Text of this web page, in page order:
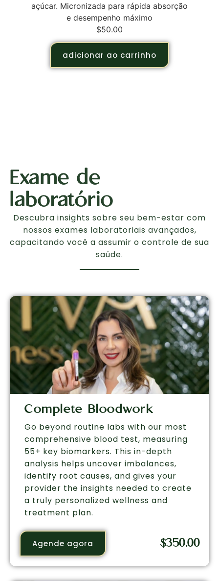
açúcar. Micronizada para rápida absorção
e desempenho máximo
$50.00
adicionar ao carrinho
Exame de
laboratório
Descubra insights sobre seu bem-estar com
nossos exames laboratoriais avançados,
capacitando você a assumir o controle de sua
saúde.
Complete Bloodwork
Go beyond routine labs with our most
comprehensive blood test, measuring
55+ key biomarkers. This in-depth
analysis helps uncover imbalances,
identify root causes, and gives your
provider the insights needed to create
a truly personalized wellness and
treatment plan.
Agende agora $350.00